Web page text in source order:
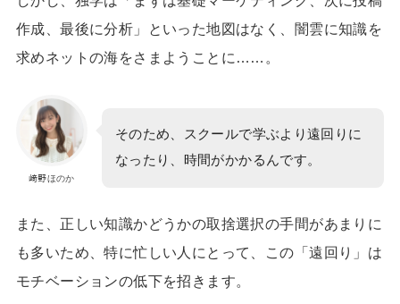
作成、最後に分析」といった地図はなく、 闇雲に知識を
求めネットの海をさまようことに……。
﨑野ほのか
そのため、スクールで学ぶより遠回りに
なったり、時間がかかるんです。
また、正しい知識かどうかの取捨選択の手間があまりに
も多いため、特に忙しい人にとって、この「遠回り」は
モチベーションの低下を招きます。